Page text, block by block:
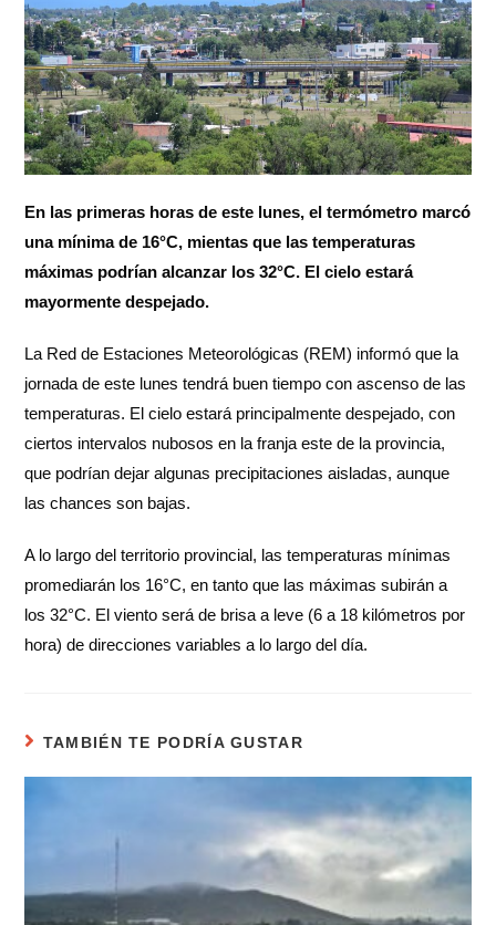
En las primeras horas de este lunes, el termómetro marcó
una mínima de 16°C, mientas que las temperaturas
máximas podrían alcanzar los 32°C. El cielo estará
mayormente despejado.
La Red de Estaciones Meteorológicas (REM) informó que la
jornada de este lunes tendrá buen tiempo con ascenso de las
temperaturas. El cielo estará principalmente despejado, con
ciertos intervalos nubosos en la franja este de la provincia,
que podrían dejar algunas precipitaciones aisladas, aunque
las chances son bajas.
A lo largo del territorio provincial, las temperaturas mínimas
promediarán los 16°C, en tanto que las máximas subirán a
los 32°C. El viento será de brisa a leve (6 a 18 kilómetros por
hora) de direcciones variables a lo largo del día.
TAMBIÉN TE PODRÍA GUSTAR